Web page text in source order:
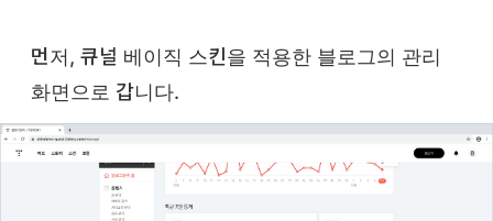
먼저, 큐널 베이직 스킨을 적용한 블로그의 관리
화면으로 갑니다.